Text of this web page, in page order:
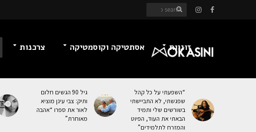
זוגיות אסתטיקה וקוסמטיקה צרכנות
“השפעתי על כל קהל
שפגשתי, לא התביישתי
בשורשים שלי ותמיד
הבאתי את העוּד, הפיוט
והמזרח לתלמידים”
גיל 90 הגשים חלום
ותיק: צבי עינן מוציא
לאור את ספרו “אהבה
מאוחרת”